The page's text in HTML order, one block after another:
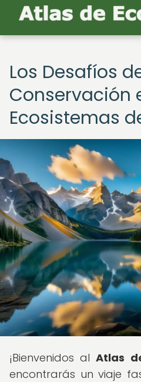
Los Desafíos
Conservación
Ecosistemas
¡Bienvenidos alAtlas
encontrarás un viaje